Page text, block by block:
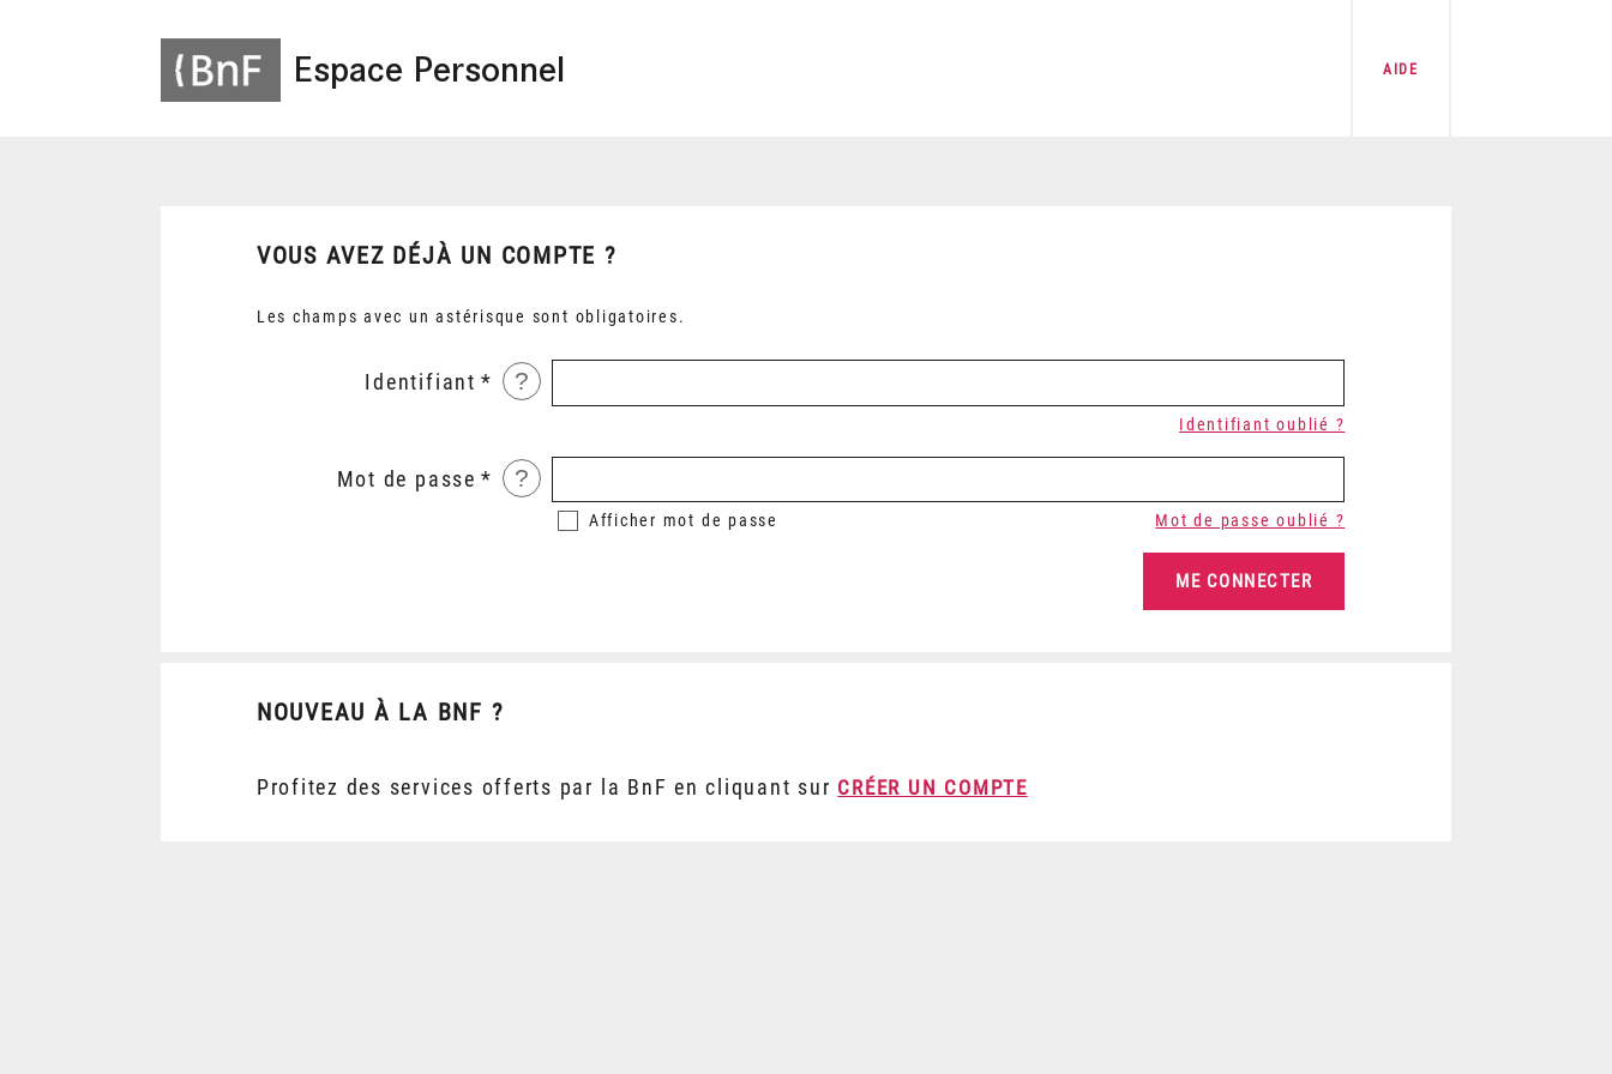
Espace Personnel AIDE
VOUS AVEZ DÉJÀ UN COMPTE ?
Les champs avec un astérisque sont obligatoires.
Identifiant ?
Identifiant oublié ?
Mot de passe ?
Afficher mot de passe Mot de passe oublié ?
NOUVEAU À LA BNF ?
Profitez des services offerts par la BnF en cliquant sur CRÉER UN COMPTE